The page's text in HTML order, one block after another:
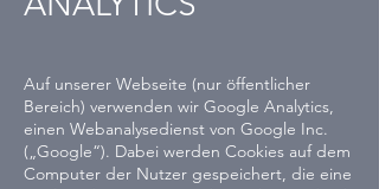
Auf unserer Webseite (nur öffentlicher
Bereich) verwenden wir Google Analytics,
einen Webanalysedienst von Google Inc.
(„Google“). Dabei werden Cookies auf dem
Computer der Nutzer gespeichert, die eine